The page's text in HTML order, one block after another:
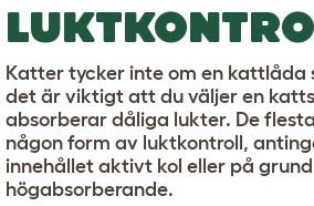
Katter tycker inte om en kattlåda
det är viktigt att du väljer en
absorberar dåliga lukter. De
någon form av luktkontroll,
innehållet aktivt kol eller på
högabsorberande.